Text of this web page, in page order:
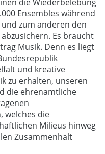
Ensembles während
zum anderen den
Es braucht
Musik. Denn es liegt
und kreative
zu erhalten, unseren
die ehrenamtliche
welches die
Milieus hinweg
Zusammenhalt